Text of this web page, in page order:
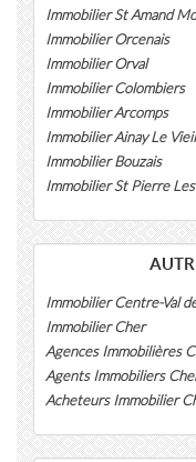
Immobilier St Amand
Immobilier Orcenais
Immobilier Orval
Immobilier Colombiers
Immobilier Arcomps
Immobilier Ainay Le Vieil
Immobilier Bouzais
Immobilier St Pierre
Immobilier Centre-Val
Immobilier Cher
Agences Immobilières
Agents Immobiliers
Acheteurs Immobilier